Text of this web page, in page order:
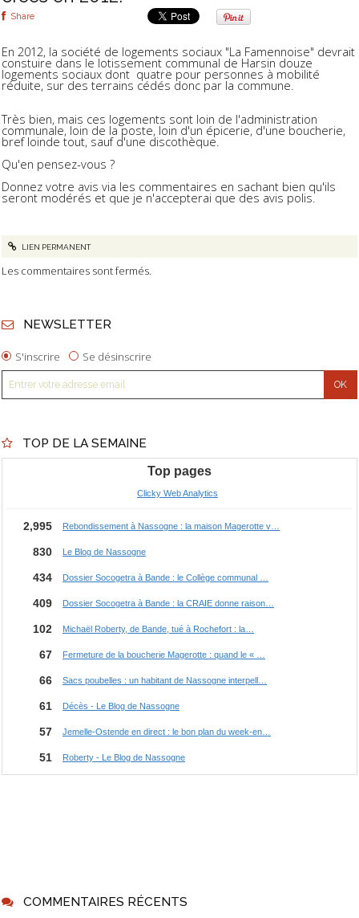
Share
En 2012, la société de logements sociaux "La Famennoise" devrait
constuire dans le lotissement communal de Harsin douze
logements sociaux dont quatre pour personnes à mobilité
réduite, sur des terrains cédés donc par la commune.
Très bien, mais ces logements sont loin de l'administration
communale, loin de la poste, loin d'un épicerie, d'une boucherie,
bref loinde tout, sauf d'une discothèque.
Qu'en pensez-vous ?
Donnez votre avis via les commentaires en sachant bien qu'ils
seront modérés et que je n'accepterai que des avis polis.
LIEN PERMANENT
Les commentaires sont fermés.
NEWSLETTER
S'inscrire Se désinscrire
TOP DE LA SEMAINE
COMMENTAIRES RÉCENTS